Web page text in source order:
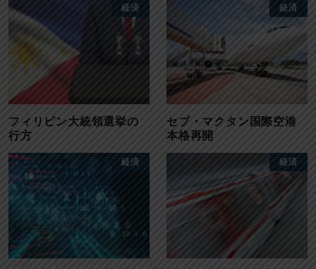
経済
フィリピン大統領選挙の
行方
経済
セブ・マクタン国際空港
本格再開
経済 経済